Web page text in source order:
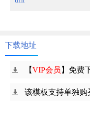
下载地址
【VIP会员 】免费
该模板支持单独购